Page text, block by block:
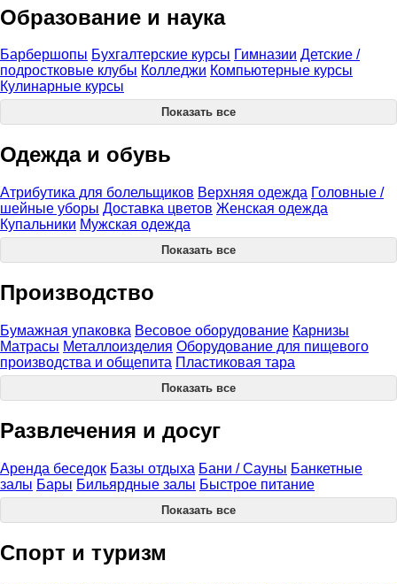
Образование и наука
Барбершопы Бухгалтерские курсы Гимназии Детские /
подростковые клубы Колледжи Компьютерные курсы
Кулинарные курсы
Показать все
Одежда и обувь
Атрибутика для болельщиков Верхняя одежда Головные /
шейные уборы Доставка цветов Женская одежда
Купальники Мужская одежда
Показать все
Производство
Бумажная упаковка Весовое оборудование Карнизы
Матрасы Металлоизделия Оборудование для пищевого
производства и общепита Пластиковая тара
Показать все
Развлечения и досуг
Аренда беседок Базы отдыха Бани / Сауны Банкетные
залы Бары Бильярдные залы Быстрое питание
Показать все
Спорт и туризм